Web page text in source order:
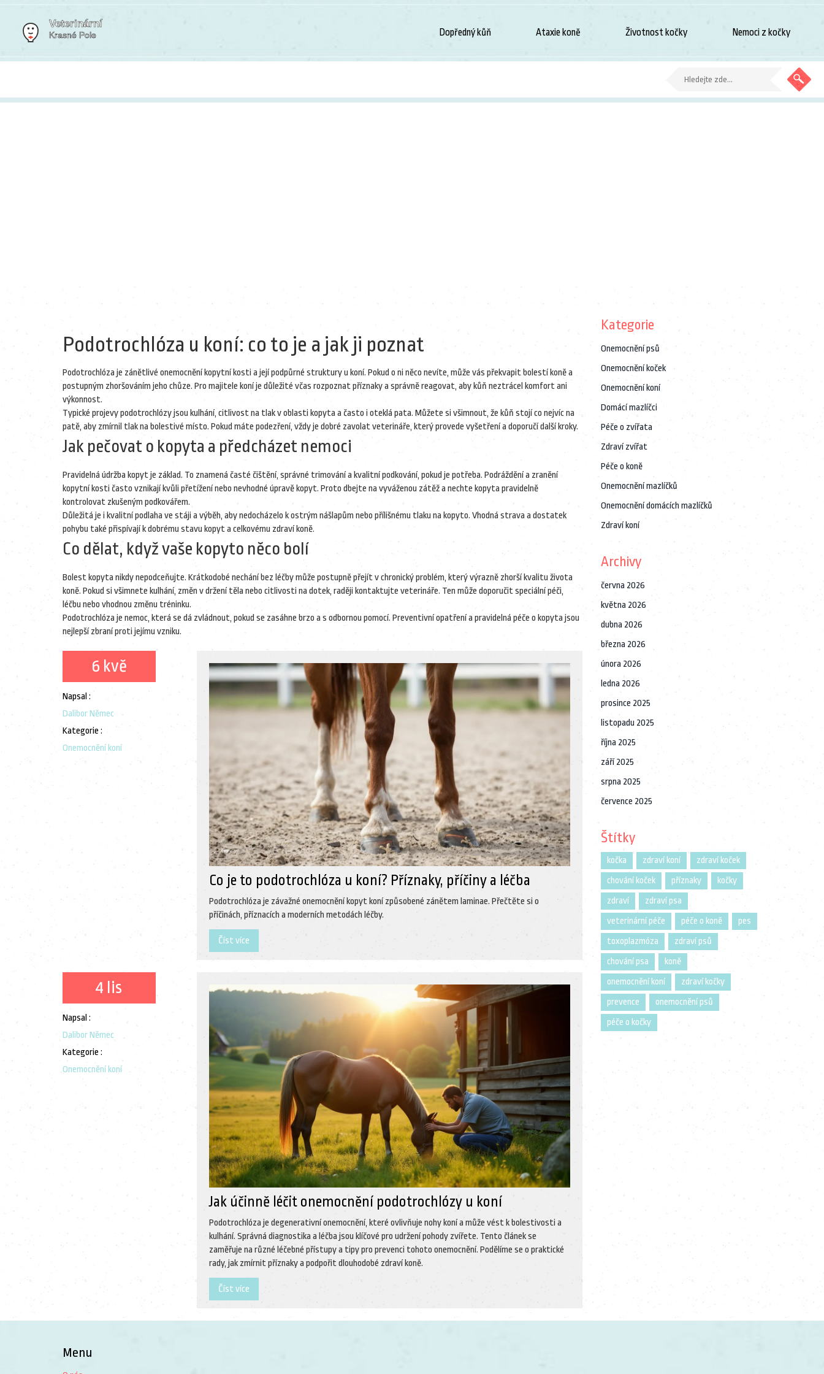
Dopředný kůň Ataxie koně Životnost kočky Nemoci z kočky
Podotrochlóza u koní: co to je a jak ji poznat
Podotrochlóza je zánětlivé onemocnění kopytní kosti a její podpůrné struktury u koní. Pokud o ni něco nevíte, může vás překvapit bolestí koně a
postupným zhoršováním jeho chůze. Pro majitele koní je důležité včas rozpoznat příznaky a správně reagovat, aby kůň neztrácel komfort ani
výkonnost.
Typické projevy podotrochlózy jsou kulhání, citlivost na tlak v oblasti kopyta a často i oteklá pata. Můžete si všimnout, že kůň stojí co nejvíc na
patě, aby zmírnil tlak na bolestivé místo. Pokud máte podezření, vždy je dobré zavolat veterináře, který provede vyšetření a doporučí další kroky.
Jak pečovat o kopyta a předcházet nemoci
Pravidelná údržba kopyt je základ. To znamená časté čištění, správné trimování a kvalitní podkování, pokud je potřeba. Podráždění a zranění
kopytní kosti často vznikají kvůli přetížení nebo nevhodné úpravě kopyt. Proto dbejte na vyváženou zátěž a nechte kopyta pravidelně
kontrolovat zkušeným podkovářem.
Důležitá je i kvalitní podlaha ve stáji a výběh, aby nedocházelo k ostrým nášlapům nebo přílišnému tlaku na kopyto. Vhodná strava a dostatek
pohybu také přispívají k dobrému stavu kopyt a celkovému zdraví koně.
Co dělat, když vaše kopyto něco bolí
Bolest kopyta nikdy nepodceňujte. Krátkodobé nechání bez léčby může postupně přejít v chronický problém, který výrazně zhorší kvalitu života
koně. Pokud si všimnete kulhání, změn v držení těla nebo citlivosti na dotek, raději kontaktujte veterináře. Ten může doporučit speciální péči,
léčbu nebo vhodnou změnu tréninku.
Podotrochlóza je nemoc, která se dá zvládnout, pokud se zasáhne brzo a s odbornou pomocí. Preventivní opatření a pravidelná péče o kopyta jsou
nejlepší zbraní proti jejímu vzniku.
6 kvě
Napsal :
Dalibor Němec
Kategorie :
Onemocnění koní
Co je to podotrochlóza u koní? Příznaky, příčiny a léčba
Podotrochlóza je závažné onemocnění kopyt koní způsobené zánětem laminae. Přečtěte si o
příčinách, příznacích a moderních metodách léčby.
Číst více
4 lis
Napsal :
Dalibor Němec
Kategorie :
Onemocnění koní
Jak účinně léčit onemocnění podotrochlózy u koní
Podotrochlóza je degenerativní onemocnění, které ovlivňuje nohy koní a může vést k bolestivosti a
kulhání. Správná diagnostika a léčba jsou klíčové pro udržení pohody zvířete. Tento článek se
zaměřuje na různé léčebné přístupy a tipy pro prevenci tohoto onemocnění. Podělíme se o praktické
rady, jak zmírnit příznaky a podpořit dlouhodobé zdraví koně.
Číst více
Kategorie
Onemocnění psů
Onemocnění koček
Onemocnění koní
Domácí mazlíčci
Péče o zvířata
Zdraví zvířat
Péče o koně
Onemocnění mazlíčků
Onemocnění domácích mazlíčků
Zdraví koní
Archivy
června 2026
května 2026
dubna 2026
března 2026
února 2026
ledna 2026
prosince 2025
listopadu 2025
října 2025
září 2025
srpna 2025
července 2025
Štítky
kočka zdraví koní
zdraví koček
chování koček
příznaky
kočky
zdraví
zdraví psa
veterinární péče
péče o koně
pes
toxoplazmóza
zdraví psů
chování psa
koně
onemocnění koní
zdraví kočky
prevence
onemocnění psů
péče o kočky
Menu